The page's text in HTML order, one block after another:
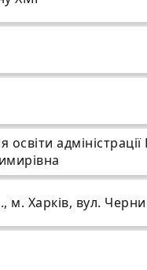
м. Харків, вул.